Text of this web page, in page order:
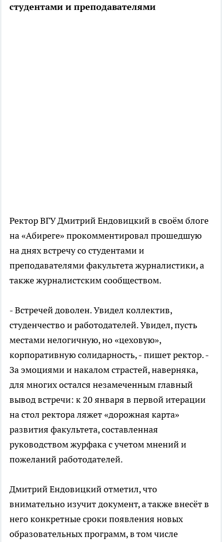
студентами и преподавателями
Ректор ВГУ Дмитрий Ендовицкий в своём блоге
на «Абиреге» прокомментировал прошедшую
на днях встречу со студентами и
преподавателями факультета журналистики, а
также журналистским сообществом.
- Встречей доволен. Увидел коллектив,
студенчество и работодателей. Увидел, пусть
местами нелогичную, но «цеховую»,
корпоративную солидарность, - пишет ректор. -
За эмоциями и накалом страстей, наверняка,
для многих остался незамеченным главный
вывод встречи: к 20 января в первой итерации
на стол ректора ляжет «дорожная карта»
развития факультета, составленная
руководством журфака с учетом мнений и
пожеланий работодателей.
Дмитрий Ендовицкий отметил, что
внимательно изучит документ, а также внесёт в
него конкретные сроки появления новых
образовательных программ, в том числе